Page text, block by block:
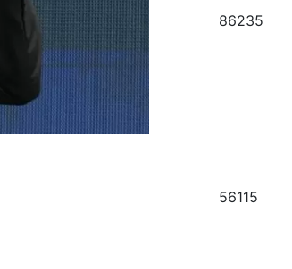
86235
56115